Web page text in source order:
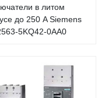
в литом
до 250 A Siemens
5KQ42-0AA0